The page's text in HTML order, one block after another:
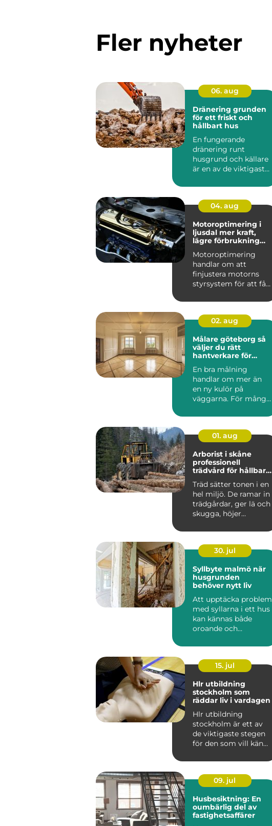
Fler nyheter
06. aug
Dränering grunden
för ett friskt och
hållbart hus
En fungerande
dränering runt
husgrund och källare
är en av de viktigaste
ett s...
04. aug
Motoroptimering i
ljusdal mer kraft,
lägre förbrukning
körning
Motoroptimering
handlar om att
finjustera motorns
styrsystem för att få
redan ä...
02. aug
Målare göteborg så
väljer du rätt
hantverkare för
En bra målning
handlar om mer än
en ny kulör på
väggarna. För många
också ett s...
01. aug
Arborist i skåne
professionell
trädvård för hållbara
Träd sätter tonen i en
hel miljö. De ramar in
trädgårdar, ger lä och
skugga, höjer
30. jul
Syllbyte malmö när
husgrunden
behöver nytt liv
Att upptäcka problem
med syllarna i ett hus
kan kännas både
oroande och
Många villaä...
15. jul
Hlr utbildning
stockholm som
räddar liv i vardagen
Hlr utbildning
stockholm är ett av
de viktigaste stegen
för den som vill känna
d...
09. jul
Husbesiktning: En
oumbärlig del av
fastighetsaffärer